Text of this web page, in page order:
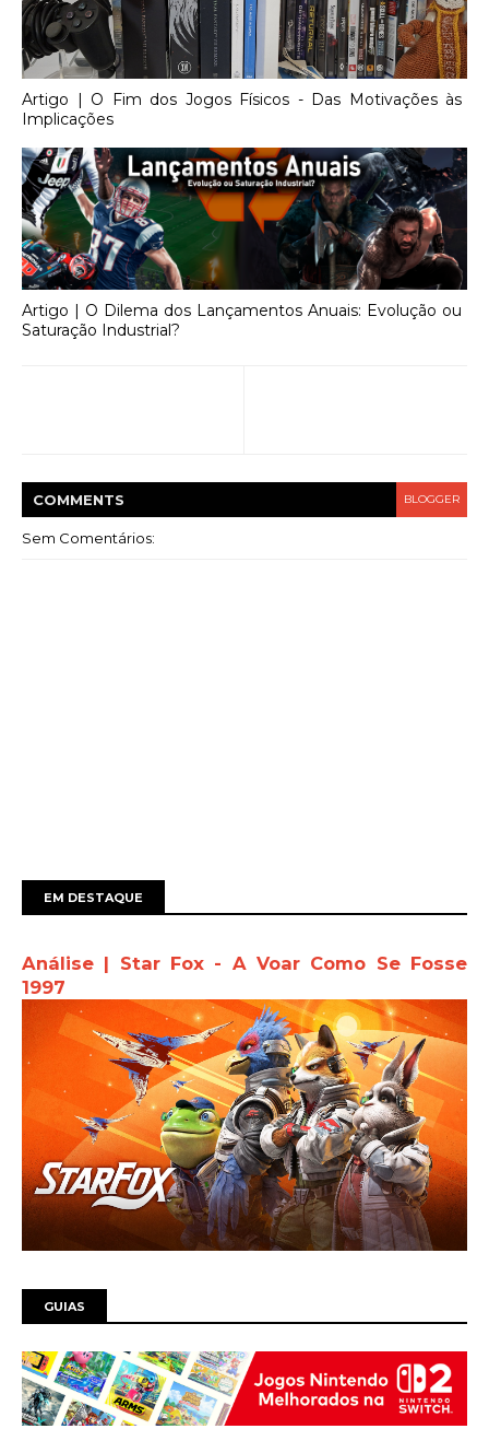
Artigo | O Fim dos Jogos Físicos - Das Motivações às
Implicações
Artigo | O Dilema dos Lançamentos Anuais: Evolução ou
Saturação Industrial?
COMMENTS BLOGGER
Sem Comentários:
EM DESTAQUE
Análise | Star Fox - A Voar Como Se Fosse
1997
GUIAS